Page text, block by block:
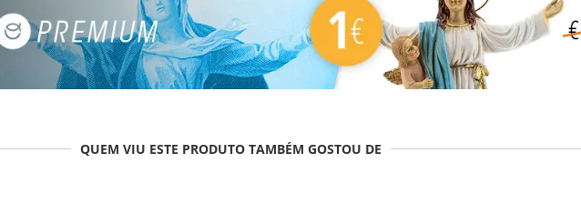
QUEM VIU ESTE PRODUTO TAMBÉM GOSTOU DE